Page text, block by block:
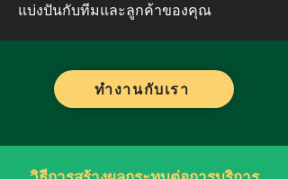
แบ่งปันกับทีมและลูกค้าของคุณ
ทำงานกับเรา